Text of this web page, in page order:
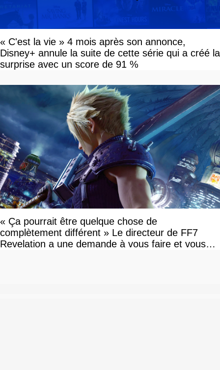
« C'est la vie » 4 mois après son annonce,
Disney+ annule la suite de cette série qui a créé la
surprise avec un score de 91 %
« Ça pourrait être quelque chose de
complètement différent » Le directeur de FF7
Revelation a une demande à vous faire et vous